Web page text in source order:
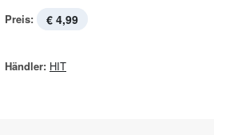
Preis: € 4,99
Händler: HIT